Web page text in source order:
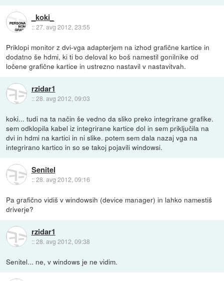
_koki_
::27. avg 2012, 23:55
Priklopi monitor z dvi-vga adapterjem na izhod grafične kartice in
dodatno še hdmi, ki ti bo deloval ko boš namestil gonilnike od
ločene grafične kartice in ustrezno nastavil v nastavitvah.
rzidar1
::28. avg 2012, 09:03
koki... tudi na ta način še vedno da sliko preko integrirane grafike.
sem odklopila kabel iz integrirane kartice dol in sem priključila na
dvi in hdmi na kartici in ni slike. potem sem dala nazaj vga na
integrirano kartico in so se takoj pojavili windowsi.
Senitel
::28. avg 2012, 09:16
Pa grafično vidiš v windowsih (device manager) in lahko namestiš
driverje?
rzidar1
::28. avg 2012, 09:38
Senitel... ne, v windows je ne vidim.